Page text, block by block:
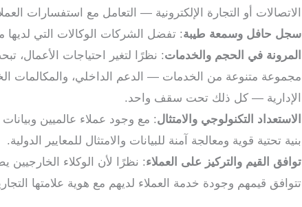
الاتصالات أو التجارة الإلكترونية — التعامل مع استفسارات
سجل حافل وسمعة طيبة: تفضل الشركات الوكالات التي
المرونة في الحجم والخدمات: نظرًا لتغير احتياجات
مجموعة متنوعة من الخدمات — الدعم الداخلي، والمكالمات
الإدارية — كل ذلك تحت سقف واحد.
الاستعداد التكنولوجي والامتثال: مع وجود عملاء عالميين
بنية تحتية قوية ومعالجة آمنة للبيانات والامتثال للمعايير الدولية.
توافق القيم والتركيز على العملاء: نظرًا لأن الوكلاء
تتوافق قيمهم وجودة خدمة العملاء لديهم مع هوية علامتها